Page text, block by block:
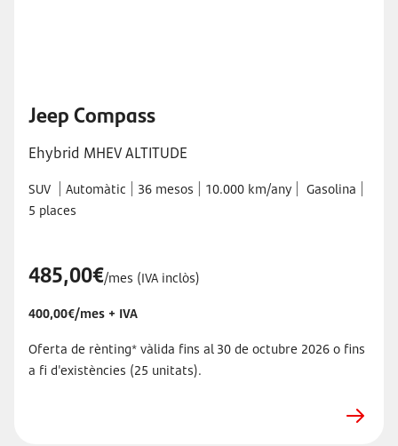
Jeep Compass
Ehybrid MHEV ALTITUDE
SUV Automàtic 36 mesos 10.000 km/any Gasolina
5 places
485,00€/mes (IVA inclòs)
400,00€/mes + IVA
Oferta de rènting* vàlida fins al 30 de octubre 2026 o fins
a fi d'existències (25 unitats).